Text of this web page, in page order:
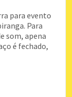
para evento
Para
som, apena
é fechado,